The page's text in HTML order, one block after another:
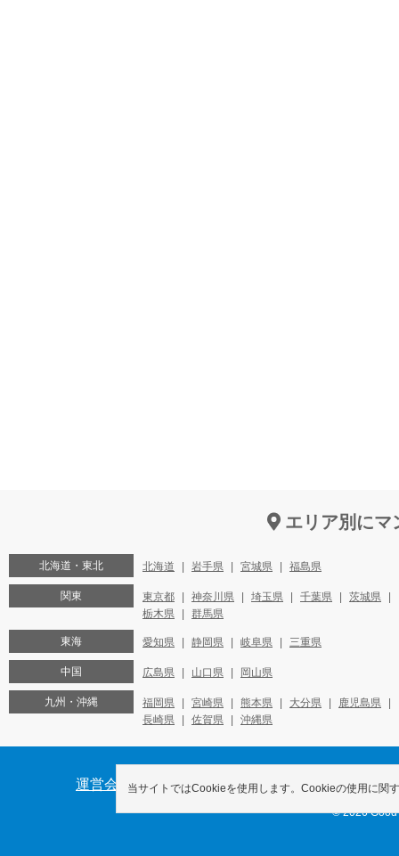
エリア別にマ
北海道・東北 北海道 岩手県 宮城県 福島県
関東 東京都 神奈川県 埼玉県 千葉県
茨城県
栃木県
群馬県
東海 愛知県 静岡県 岐阜県 三重県
中国 広島県 山口県 岡山県
九州・沖縄 福岡県 宮崎県 熊本県 大分県
鹿児島県
長崎県
佐賀県 沖縄県
運営会社 オーナー様へ プライバシーポリシー
© 2026
当サイトではCookieを使用します。Cookieの使用に関